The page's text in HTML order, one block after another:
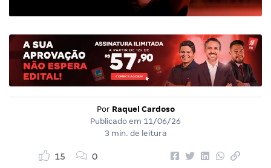
Por Raquel Cardoso
Publicado em 11/06/26
3 min. de leitura
15 0